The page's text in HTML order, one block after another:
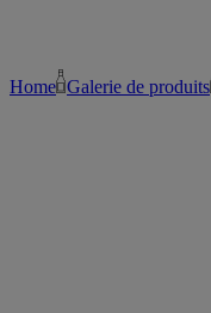
Home Galerie de produits